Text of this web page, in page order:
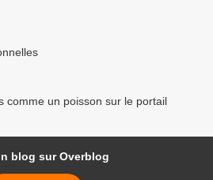
comme un poisson sur le portail
blog sur Overblog